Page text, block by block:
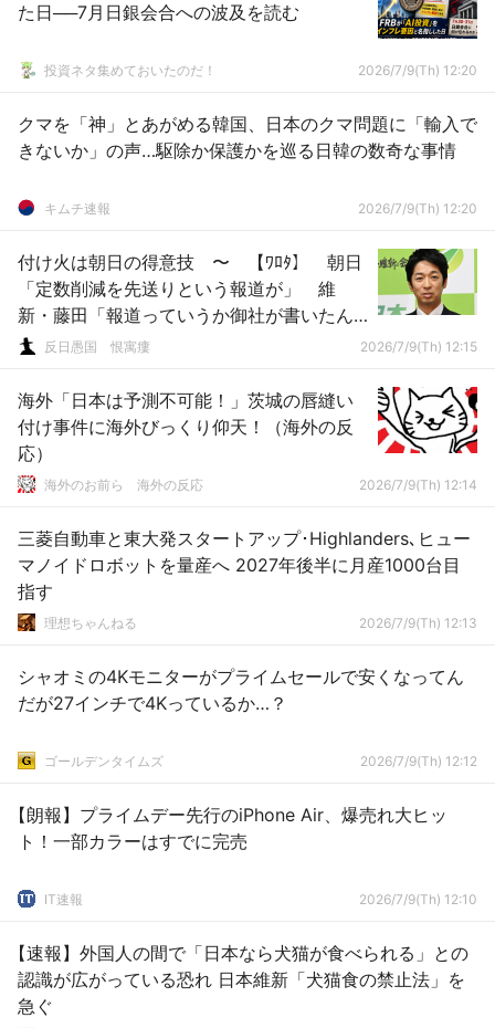
た日──7月日銀会合への波及を読む
投資ネタ集めておいたのだ！ 2026/7/9(Th) 12:20
クマを「神」とあがめる韓国、日本のクマ問題に「輸入で
きないか」の声…駆除か保護かを巡る日韓の数奇な事情
キムチ速報 2026/7/9(Th) 12:20
付け火は朝日の得意技 〜 【ﾜﾛﾀ】 朝日
「定数削減を先送りという報道が」 維
新・藤田「報道っていうか御社が書いたん
でしょ」
反日愚国 恨寓瘻 2026/7/9(Th) 12:15
海外「日本は予測不可能！」茨城の唇縫い
付け事件に海外びっくり仰天！（海外の反
応）
海外のお前ら 海外の反応 2026/7/9(Th) 12:14
三菱自動車と東大発スタートアップ･Highlanders､ヒュー
マノイドロボットを量産へ 2027年後半に月産1000台目
指す
理想ちゃんねる 2026/7/9(Th) 12:13
シャオミの4Kモニターがプライムセールで安くなってん
だが27インチで4Kっているか…？
ゴールデンタイムズ 2026/7/9(Th) 12:12
【朗報】プライムデー先行のiPhone Air、爆売れ大ヒッ
ト！一部カラーはすでに完売
IT速報 2026/7/9(Th) 12:10
【速報】外国人の間で「日本なら犬猫が食べられる」との
認識が広がっている恐れ 日本維新「犬猫食の禁止法」を
急ぐ